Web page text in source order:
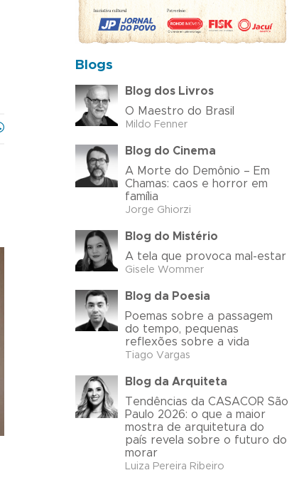
Blogs
Blog dos Livros
O Maestro do Brasil
Mildo Fenner
Blog do Cinema
A Morte do Demônio – Em
Chamas: caos e horror em
família
Jorge Ghiorzi
Blog do Mistério
A tela que provoca mal-estar
Gisele Wommer
Blog da Poesia
Poemas sobre a passagem
do tempo, pequenas
reflexões sobre a vida
Tiago Vargas
Blog da Arquiteta
Tendências da CASACOR São
Paulo 2026: o que a maior
mostra de arquitetura do
país revela sobre o futuro do
morar
Luiza Pereira Ribeiro